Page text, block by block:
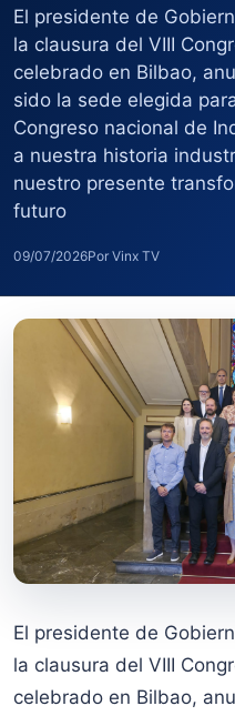
El presidente de
la clausura del VIII
celebrado en Bilbao,
sido la sede elegida
Congreso nacional de
a nuestra historia
nuestro presente
futuro
09/07/2026Por Vinx TV
El presidente de
la clausura del VIII
celebrado en Bilbao,